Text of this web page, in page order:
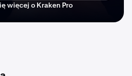
więcej o Kraken Pro